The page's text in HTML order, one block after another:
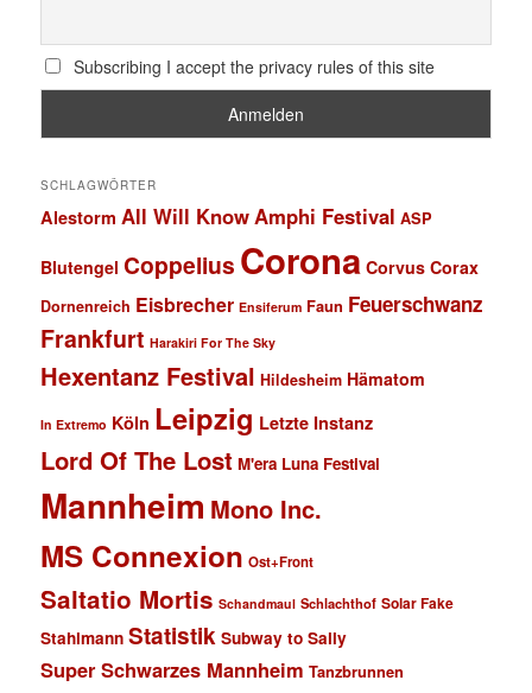
Subscribing I accept the privacy rules of this site
SCHLAGWÖRTER
Alestorm All Will KnowAmphi Festival ASP
Blutengel Coppelius Corona Corvus Corax
Dornenreich Eisbrecher Ensiferum Faun Feuerschwanz
Frankfurt Harakiri For The Sky
Hexentanz Festival Hildesheim Hämatom
In Extremo Köln Leipzig Letzte Instanz
Lord Of The Lost M'era Luna Festival
Mannheim Mono Inc.
MS Connexion Ost+Front
Saltatio Mortis Schandmaul Schlachthof Solar Fake
Stahlmann Statistik Subway to Sally
Super Schwarzes Mannheim Tanzbrunnen